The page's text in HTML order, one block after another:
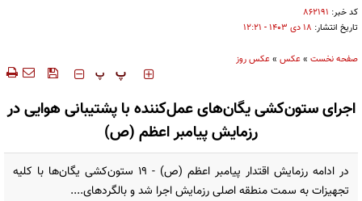
کد خبر: ۸۶۲۱۹۱
تاریخ انتشار: ۱۸ دی ۱۴۰۳ - ۱۲:۲۱
صفحه نخست »عکس »عکس روز
‍‍‍ پ پ
اجرای ستون‌کشی یگان‌های عمل‌کننده با پشتیبانی هوایی در
رزمایش پیامبر اعظم (ص)
در ادامه رزمایش اقتدار پیامبر اعظم (ص) - ۱۹ ستون‌کشی یگان‌ها با کلیه
تجهیزات به سمت منطقه اصلی رزمایش اجرا شد و بالگردهای....